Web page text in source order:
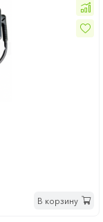
В корзину